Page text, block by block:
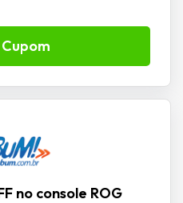
no console ROG